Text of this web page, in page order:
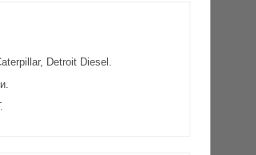
Detroit Diesel.